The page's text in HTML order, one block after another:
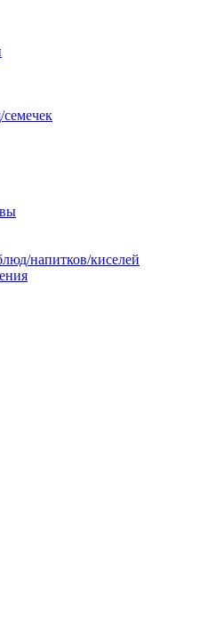
напитков/киселей